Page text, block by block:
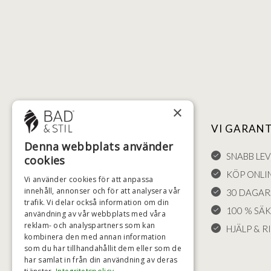
NYTTIGA LÄNKAR
FÖRSÄLJNINGSVILLKOR
LEVERANS OCH RETURER
ÅNGRÄTT
KLAGOMÅL
FRAKT
COOKIE-INSTÄLLNINGAR
VI
SNABB
KÖP
30
100 %
HJÄLP &
×
Denna webbplats använder
cookies
Vi använder cookies för att anpassa
innehåll, annonser och för att analysera vår
trafik. Vi delar också information om din
användning av vår webbplats med våra
reklam- och analyspartners som kan
kombinera den med annan information
som du har tillhandahållit dem eller som de
har samlat in från din användning av deras